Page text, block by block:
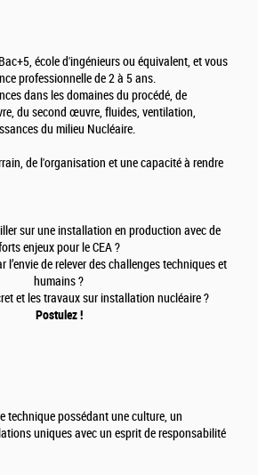
école d'ingénieurs ou équivalent, et vous
professionnelle de 2 à 5 ans.
dans les domaines du procédé, de
du second œuvre, fluides, ventilation,
du milieu Nucléaire.
de l'organisation et une capacité à rendre
sur une installation en production avec de
enjeux pour le CEA ?
l’envie de relever des challenges techniques et
humains ?
et les travaux sur installation nucléaire ?
Postulez !
technique possédant une culture, un
uniques avec un esprit de responsabilité